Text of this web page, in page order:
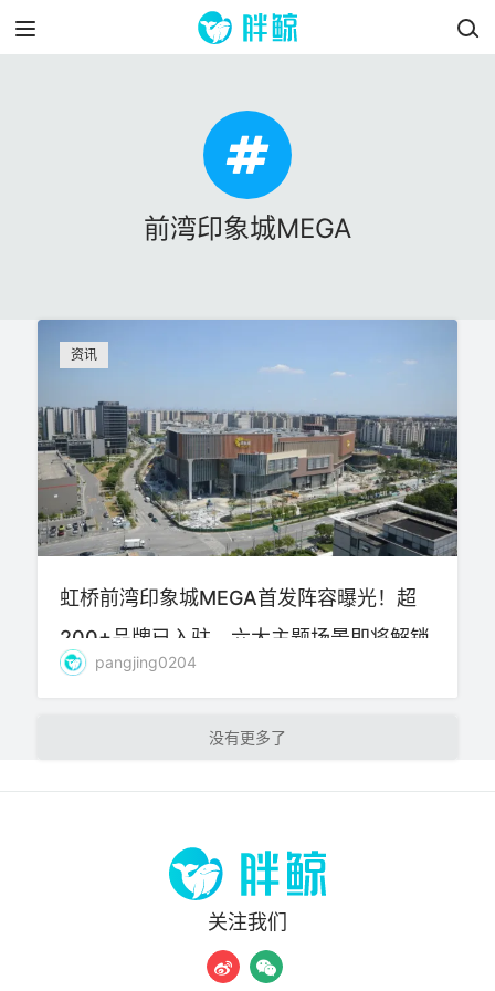
前湾印象城MEGA
资讯
虹桥前湾印象城MEGA首发阵容曝光！超
200+品牌已入驻，六大主题场景即将解锁
pangjing0204
加载更多
关注我们